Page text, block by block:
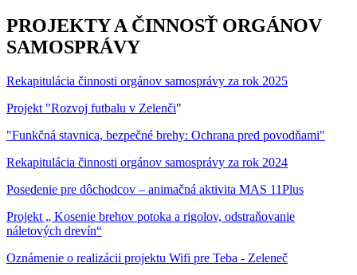
PROJEKTY A ČINNOSŤ ORGÁNOV
SAMOSPRÁVY
Rekapitulácia činnosti orgánov samosprávy za rok 2025
Projekt "Rozvoj futbalu v Zelenči"
"Funkčná stavnica, bezpečné brehy: Ochrana pred povodňami"
Rekapitulácia činnosti orgánov samosprávy za rok 2024
Posedenie pre dôchodcov – animačná aktivita MAS 11Plus
Projekt „ Kosenie brehov potoka a rigolov, odstraňovanie
náletových drevín“
Oznámenie o realizácii projektu Wifi pre Teba - Zeleneč